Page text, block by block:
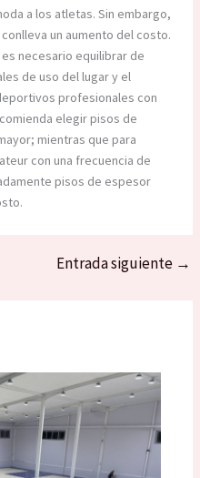
a los atletas. Sin embargo,
un aumento del costo.
necesario equilibrar de
de uso del lugar y el
profesionales con
elegir pisos de
mientras que para
con una frecuencia de
pisos de espesor
Entrada siguiente →